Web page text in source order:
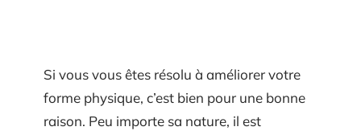
Si vous vous êtes résolu à améliorer votre
forme physique, c’est bien pour une bonne
raison. Peu importe sa nature, il est